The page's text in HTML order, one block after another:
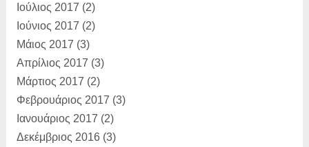
Ιούλιος 2017 (2)
Ιούνιος 2017 (2)
Μάιος 2017 (3)
Απρίλιος 2017 (3)
Μάρτιος 2017 (2)
Φεβρουάριος 2017 (3)
Ιανουάριος 2017 (2)
Δεκέμβριος 2016(3)